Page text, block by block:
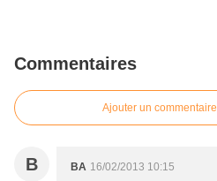
Commentaires
Ajouter un commentaire
B BA 16/02/2013 10:15